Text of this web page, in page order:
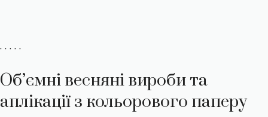
. . . . .
Об’ємні весняні вироби та
аплікації з кольорового паперу